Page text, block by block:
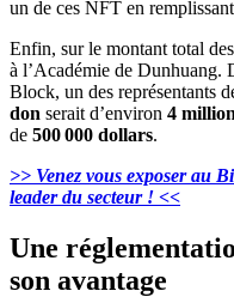
un de ces NFT en
Enfin, sur le montant total
à l’Académie de Dunhuang.
Block, un des représentants
don serait d’environ 4
de 500 000 dollars.
>> Venez vous exposer au
leader du secteur ! <<
Une
son avantage